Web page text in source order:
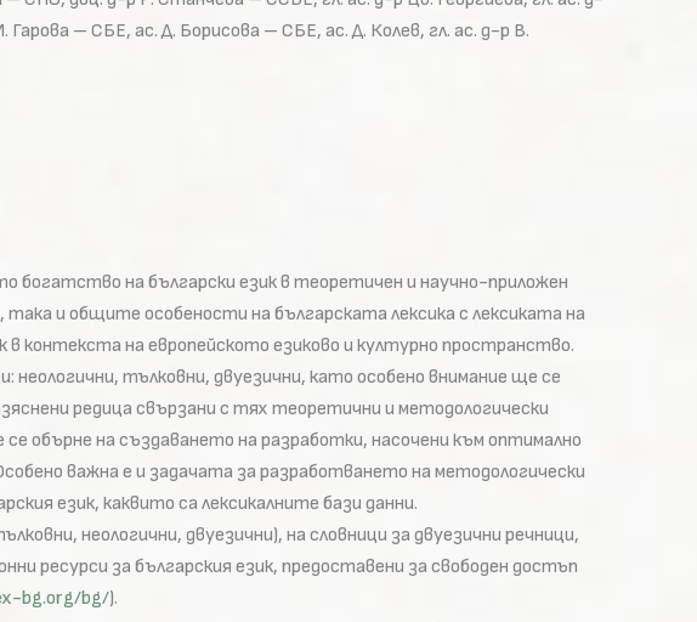
– СБЕ, ас. Д. Борисова – СБЕ, ас. Д. Колев, гл. ас. д-р В.
богатство на български език в теоретичен и научно-приложен
и общите особености на българската лексика с лексиката на
контекста на европейското езиково и културно пространство.
тълковни, двуезични, като особено внимание ще се
редица свързани с тях теоретични и методологически
обърне на създаването на разработки, насочени към оптимално
важна е и задачата за разработването на методологически
език, каквито са лексикалните бази данни.
неологични, двуезични), на словници за двуезични речници,
ресурси за българския език, предоставени за свободен достъп
bg.org/bg/).